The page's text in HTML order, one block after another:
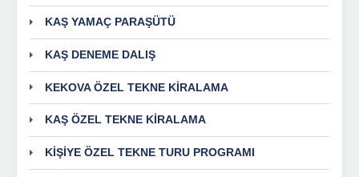
KAŞ YAMAÇ PARAŞÜTÜ
KAŞ DENEME DALIŞ
KEKOVA ÖZEL TEKNE KİRALAMA
KAŞ ÖZEL TEKNE KİRALAMA
KİŞİYE ÖZEL TEKNE TURU PROGRAMI